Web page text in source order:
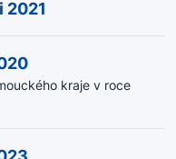
2021
kraje v roce